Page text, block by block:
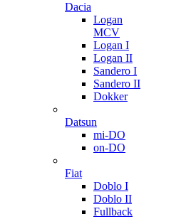
Dacia
Logan
MCV
Logan I
Logan II
Sandero I
Sandero II
Dokker
Datsun
mi-DO
on-DO
Fiat
Doblo I
Doblo II
Fullback